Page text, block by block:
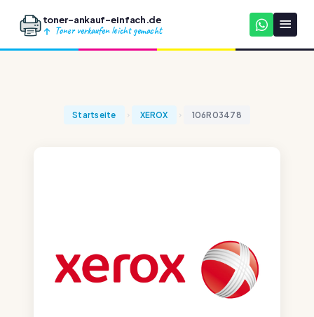
toner-ankauf-einfach.de
Toner verkaufen leicht gemacht
Startseite XEROX 106R03478